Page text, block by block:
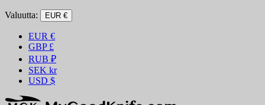
Valuutta: EUR €
EUR €
GBP £
RUB ₽
SEK kr
USD $